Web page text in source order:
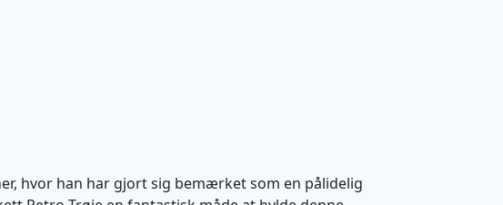
hvor han har gjort sig bemærket som en pålidelig